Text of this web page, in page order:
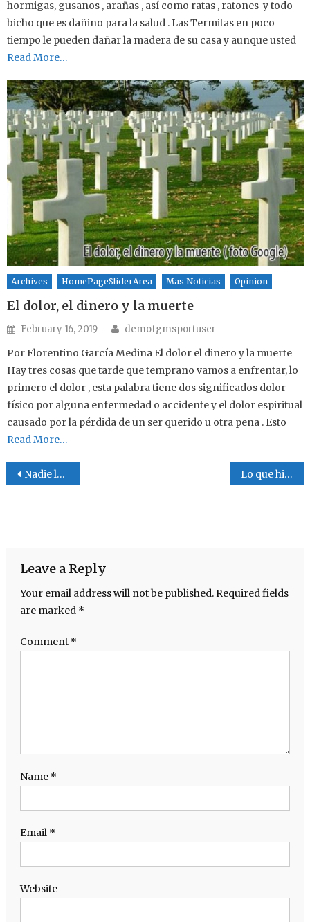
hormigas, gusanos , arañas , así como ratas , ratones y todo
bicho que es dañino para la salud . Las Termitas en poco
tiempo le pueden dañar la madera de su casa y aunque usted
Read More…
Archives HomePageSliderArea Mas Noticias Opinion
El dolor, el dinero y la muerte
Posted on
February 16, 2019 Author
demofgmsportuser
Por Florentino García Medina El dolor el dinero y la muerte
Hay tres cosas que tarde que temprano vamos a enfrentar, lo
primero el dolor , esta palabra tiene dos significados dolor
físico por alguna enfermedad o accidente y el dolor espiritual
causado por la pérdida de un ser querido u otra pena . Esto
Read More…
Post navigation
Nadie la convocó Lo que hizo un hombre
Leave a Reply
Your email address will not be published. Required fields
are marked *
Comment *
Name *
Email *
Website